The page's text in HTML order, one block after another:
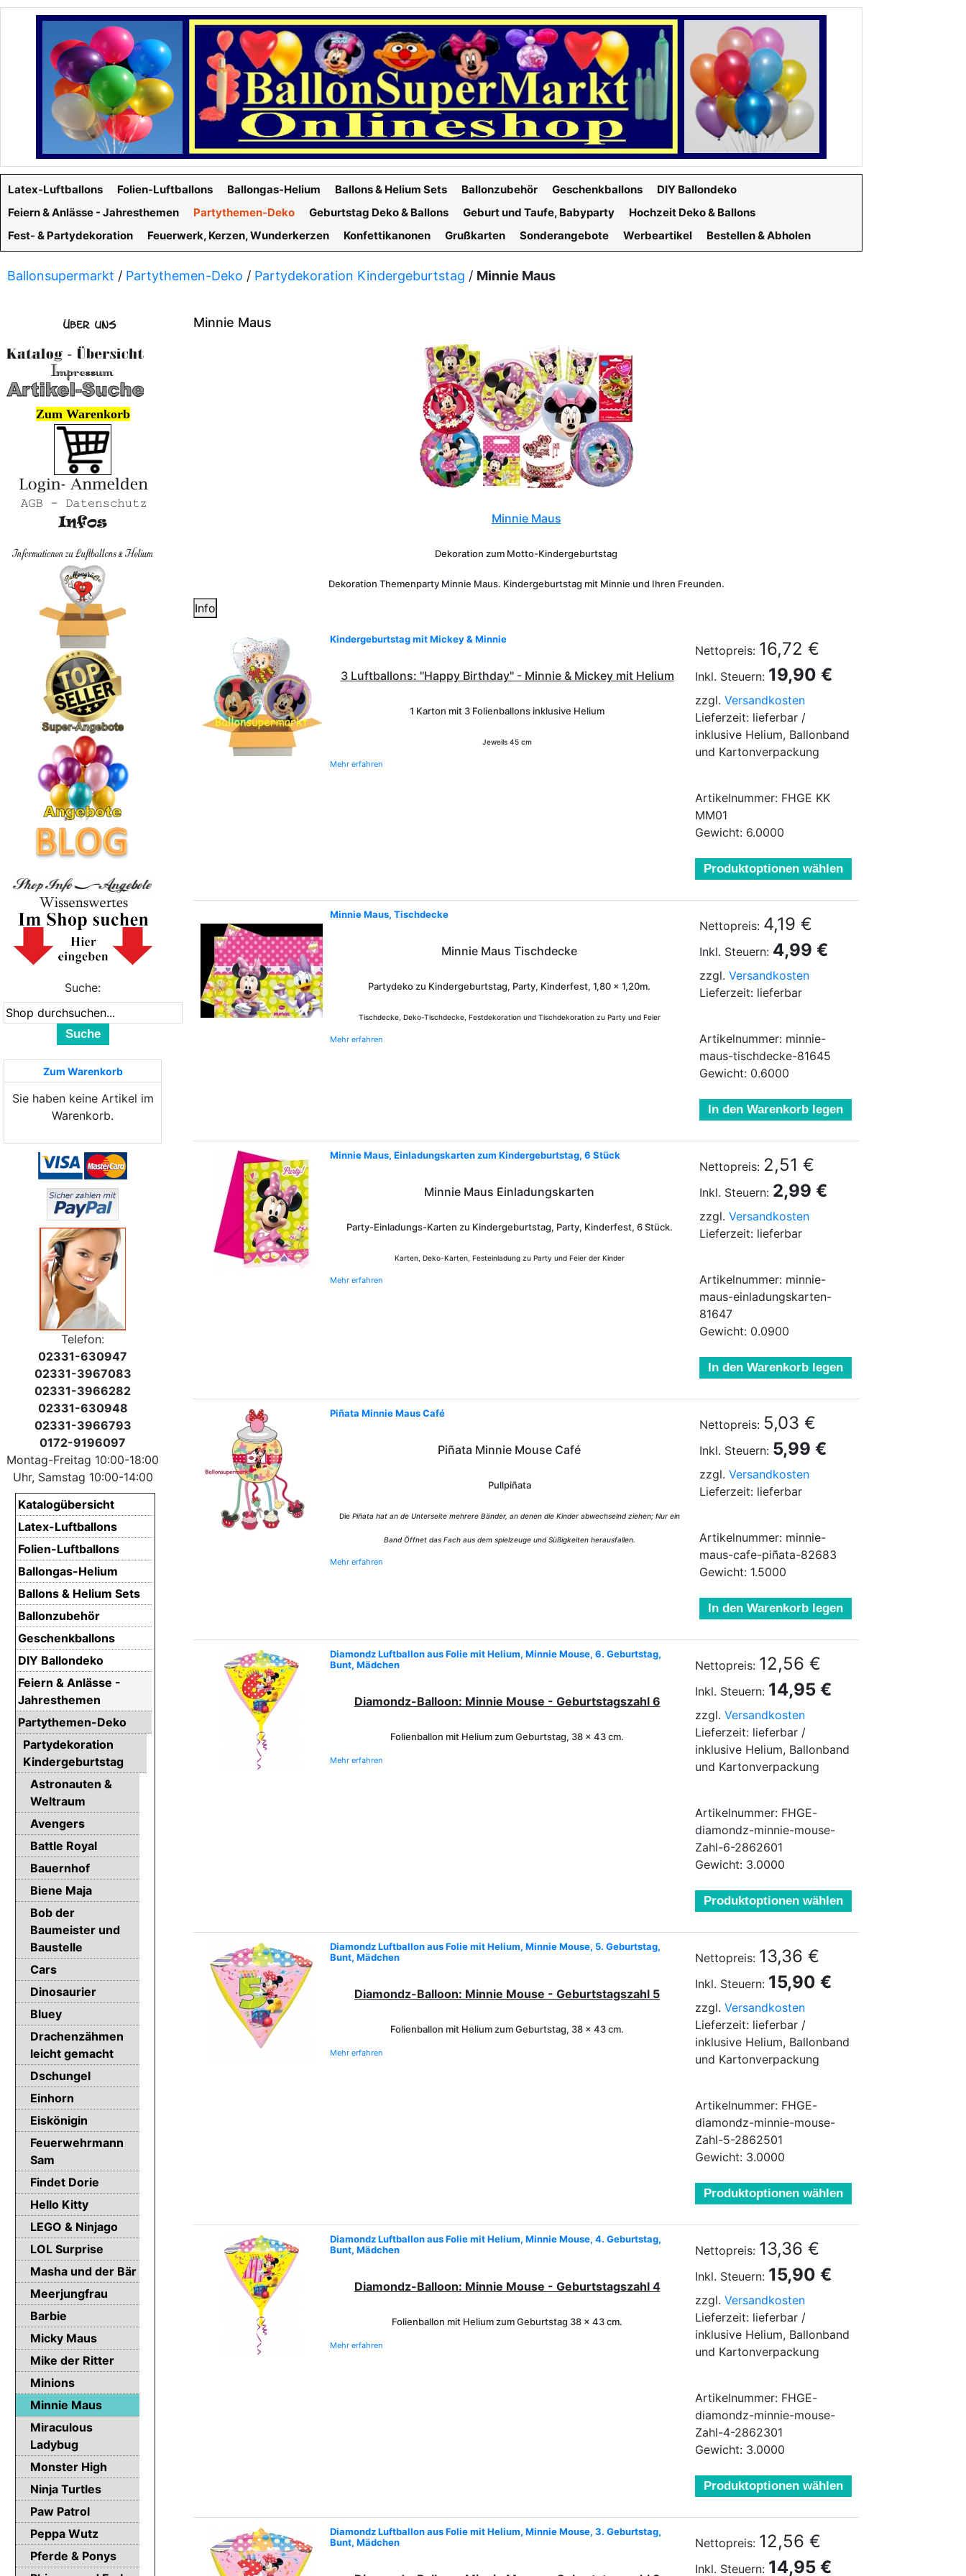
Latex-Luftballons Folien-Luftballons Ballongas-Helium Ballons & Helium Sets Ballonzubehör Geschenkballons
DIY Ballondeko
Feiern & Anlässe - Jahresthemen
Partythemen-Deko Geburtstag Deko & Ballons Geburt und Taufe, Babyparty
Hochzeit Deko & Ballons
Fest- & Partydekoration
Feuerwerk, Kerzen, Wunderkerzen Konfettikanonen Grußkarten Sonderangebote Werbeartikel Bestellen & Abholen
Ballonsupermarkt / Partythemen-Deko / Partydekoration Kindergeburtstag / Minnie Maus
Minnie Maus
Minnie Maus
Dekoration zum Motto-Kindergeburtstag
Dekoration Themenparty Minnie Maus. Kindergeburtstag mit Minnie und Ihren Freunden.
Info
Kindergeburtstag mit Mickey & Minnie
3 Luftballons: "Happy Birthday" - Minnie & Mickey mit Helium
1 Karton mit 3 Folienballons inklusive Helium
Jeweils 45 cm
Mehr erfahren
Nettopreis: 16,72 €
Inkl. Steuern: 19,90 €
zzgl. Versandkosten
Lieferzeit: lieferbar /
inklusive Helium, Ballonband
und Kartonverpackung
Artikelnummer: FHGE KK
MM01
Gewicht: 6.0000
Produktoptionen wählen
Minnie Maus, Tischdecke
Minnie Maus Tischdecke
Partydeko zu Kindergeburtstag, Party, Kinderfest, 1,80 x 1,20m.
Tischdecke, Deko-Tischdecke, Festdekoration und Tischdekoration zu Party und Feier
Mehr erfahren
Nettopreis: 4,19 €
Inkl. Steuern: 4,99 €
zzgl. Versandkosten
Lieferzeit: lieferbar
Artikelnummer: minnie-
maus-tischdecke-81645
Gewicht: 0.6000
In den Warenkorb legen
Minnie Maus, Einladungskarten zum Kindergeburtstag, 6 Stück
Minnie Maus Einladungskarten
Party-Einladungs-Karten zu Kindergeburtstag, Party, Kinderfest, 6 Stück.
Karten, Deko-Karten, Festeinladung zu Party und Feier der Kinder
Mehr erfahren
Nettopreis: 2,51 €
Inkl. Steuern: 2,99 €
zzgl. Versandkosten
Lieferzeit: lieferbar
Artikelnummer: minnie-
maus-einladungskarten-
81647
Gewicht: 0.0900
In den Warenkorb legen
Piñata Minnie Maus Café
Piñata Minnie Mouse Café
Pullpiñata
Die Piñata hat an de Unterseite mehrere Bänder, an denen die Kinder abwechselnd ziehen; Nur ein
Band Öffnet das Fach aus dem spielzeuge und Süßigkeiten herausfallen.
Mehr erfahren
Nettopreis: 5,03 €
Inkl. Steuern: 5,99 €
zzgl. Versandkosten
Lieferzeit: lieferbar
Artikelnummer: minnie-
maus-cafe-piñata-82683
Gewicht: 1.5000
In den Warenkorb legen
Diamondz Luftballon aus Folie mit Helium, Minnie Mouse, 6. Geburtstag,
Bunt, Mädchen
Diamondz-Balloon: Minnie Mouse - Geburtstagszahl 6
Folienballon mit Heliumzum Geburtstag, 38 x 43 cm.
Mehr erfahren
Nettopreis: 12,56 €
Inkl. Steuern: 14,95 €
zzgl. Versandkosten
Lieferzeit: lieferbar /
inklusive Helium, Ballonband
und Kartonverpackung
Artikelnummer: FHGE-
diamondz-minnie-mouse-
Zahl-6-2862601
Gewicht: 3.0000
Produktoptionen wählen
Diamondz Luftballon aus Folie mit Helium, Minnie Mouse, 5. Geburtstag,
Bunt, Mädchen
Diamondz-Balloon: Minnie Mouse - Geburtstagszahl 5
Folienballon mit Heliumzum Geburtstag, 38 x 43 cm.
Mehr erfahren
Nettopreis: 13,36 €
Inkl. Steuern: 15,90 €
zzgl. Versandkosten
Lieferzeit: lieferbar /
inklusive Helium, Ballonband
und Kartonverpackung
Artikelnummer: FHGE-
diamondz-minnie-mouse-
Zahl-5-2862501
Gewicht: 3.0000
Produktoptionen wählen
Diamondz Luftballon aus Folie mit Helium, Minnie Mouse, 4. Geburtstag,
Bunt, Mädchen
Diamondz-Balloon: Minnie Mouse - Geburtstagszahl 4
Folienballon mit Heliumzum Geburtstag 38 x 43 cm.
Mehr erfahren
Nettopreis: 13,36 €
Inkl. Steuern: 15,90 €
zzgl. Versandkosten
Lieferzeit: lieferbar /
inklusive Helium, Ballonband
und Kartonverpackung
Artikelnummer: FHGE-
diamondz-minnie-mouse-
Zahl-4-2862301
Gewicht: 3.0000
Produktoptionen wählen
Diamondz Luftballon aus Folie mit Helium, Minnie Mouse, 3. Geburtstag,
Bunt, Mädchen
Nettopreis: 12,56 €
Inkl. Steuern: 14,95 €
Zum Warenkorb
Suche:
Suche
Zum Warenkorb
Sie haben keine Artikel im
Warenkorb.
Telefon:
02331-630947
02331-3967083
02331-3966282
02331-630948
02331-3966793
0172-9196097
Montag-Freitag 10:00-18:00
Uhr, Samstag 10:00-14:00
Katalogübersicht
Latex-Luftballons
Folien-Luftballons
Ballongas-Helium
Ballons & Helium Sets
Ballonzubehör
Geschenkballons
DIY Ballondeko
Feiern & Anlässe -
Jahresthemen
Partythemen-Deko
Partydekoration
Kindergeburtstag
Astronauten &
Weltraum
Avengers
Battle Royal
Bauernhof
Biene Maja
Bob der
Baumeister und
Baustelle
Cars
Dinosaurier
Bluey
Drachenzähmen
leicht gemacht
Dschungel
Einhorn
Eiskönigin
Feuerwehrmann
Sam
Findet Dorie
Hello Kitty
LEGO & Ninjago
LOL Surprise
Masha und der Bär
Meerjungfrau
Barbie
Micky Maus
Mike der Ritter
Minions
Minnie Maus
Miraculous
Ladybug
Monster High
Ninja Turtles
Paw Patrol
Peppa Wutz
Pferde & Ponys